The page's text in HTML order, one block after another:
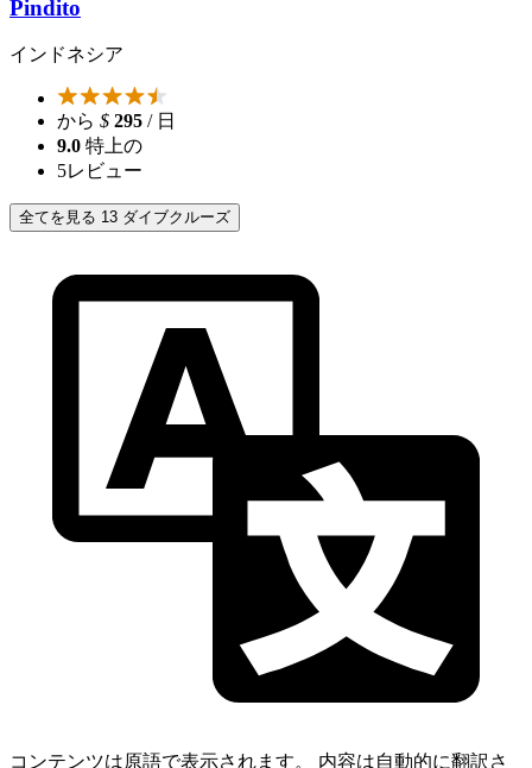
Pindito
インドネシア
から $ 295 / 日
9.0 特上の
5レビュー
全てを見る 13 ダイブクルーズ
コンテンツは原語で表示されます。 内容は自動的に翻訳さ